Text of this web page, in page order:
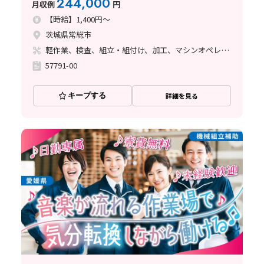
月収例
円
【時給】1,400円～
茨城県常総市
軽作業、検査、組立・組付け、加工、マシンオペレーター、立ち作業、バリ取り
57791-00
キープする 詳細を見る